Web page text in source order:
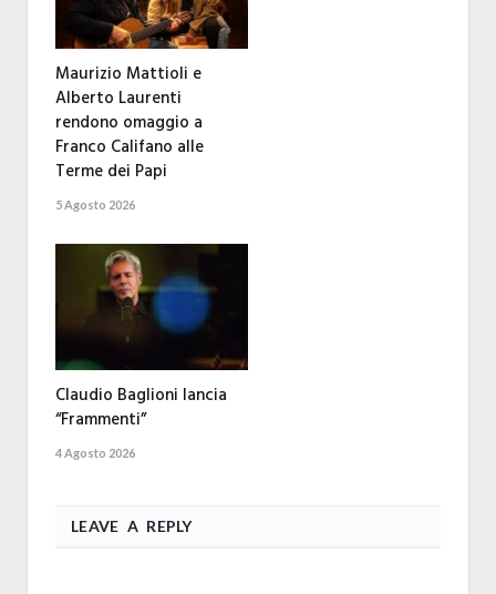
Maurizio Mattioli e
Alberto Laurenti
rendono omaggio a
Franco Califano alle
Terme dei Papi
5 Agosto 2026
Claudio Baglioni lancia
“Frammenti”
4 Agosto 2026
LEAVE A REPLY